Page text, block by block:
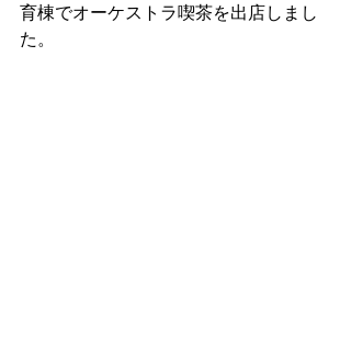
育棟でオーケストラ喫茶を出店しまし
た。